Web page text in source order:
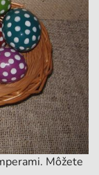
Môžete